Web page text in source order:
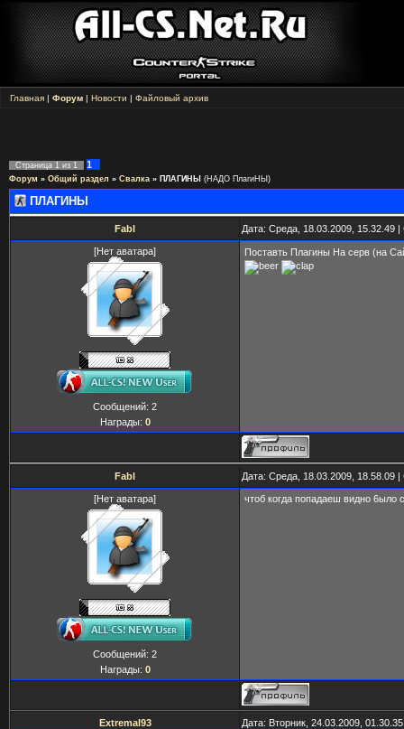
Главная | Форум | Новости | Файловый архив
Страница 1 из 1 1
Форум » Общий раздел » Свалка » ПЛАГИНЫ (НАДО ПлагиНЫ)
ПЛАГИНЫ
Fabl Дата: Среда, 18.03.2009, 15.32.49
[Нет аватара]
Сообщений: 2
Награды: 0
Поставть Плагины На серв (на
Fabl Дата: Среда, 18.03.2009, 18.58.09
[Нет аватара]
Сообщений: 2
Награды: 0
чтоб когда попадаеш видно 6ыло
Extremal93 Дата: Вторник, 24.03.2009,